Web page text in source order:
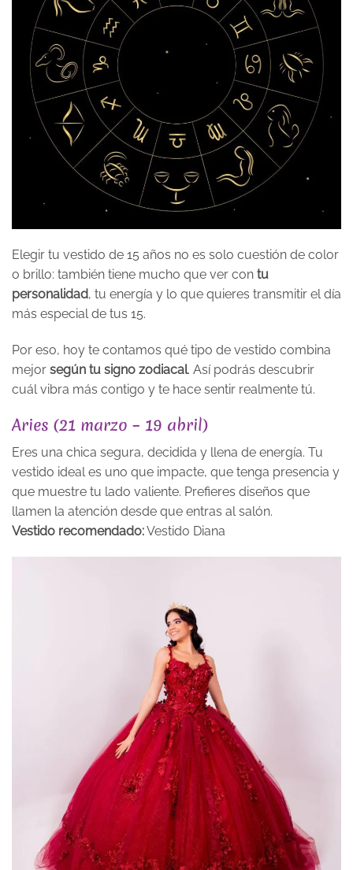
Elegir tu vestido de 15 años no es solo cuestión de color
o brillo: también tiene mucho que ver con tu
personalidad, tu energía y lo que quieres transmitir el día
más especial de tus 15.
Por eso, hoy te contamos qué tipo de vestido combina
mejor según tu signo zodiacal. Así podrás descubrir
cuál vibra más contigo y te hace sentir realmente tú.
Aries (21 marzo – 19 abril)
Eres una chica segura, decidida y llena de energía. Tu
vestido ideal es uno que impacte, que tenga presencia y
que muestre tu lado valiente. Prefieres diseños que
llamen la atención desde que entras al salón.
Vestido recomendado:Vestido Diana